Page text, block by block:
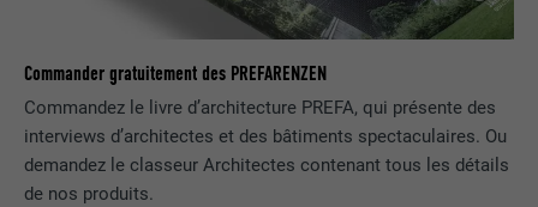
Commander gratuitement des PREFARENZEN
Commandez le livre d’architecture PREFA, qui présente des
interviews d’architectes et des bâtiments spectaculaires. Ou
demandez le classeur Architectes contenant tous les détails
de nos produits.
UTILITÉ
Est utilisé pour garantir que le même
attribut SameSite est disponible pour
tous les cookies dans ce navigateur